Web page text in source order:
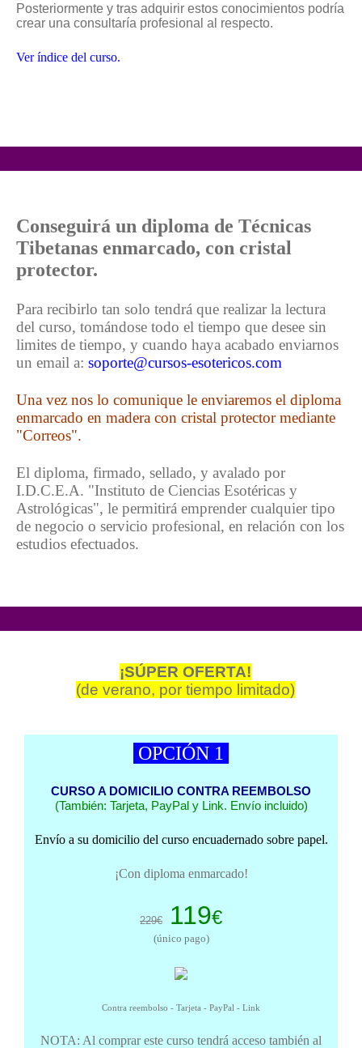
Posteriormente y tras adquirir estos conocimientos podría
crear una consultaría profesional al respecto.
Ver índice del curso.
Conseguirá un diploma de Técnicas
Tibetanas enmarcado, con cristal
protector.
Para recibirlo tan solo tendrá que realizar la lectura
del curso, tomándose todo el tiempo que desee sin
limites de tiempo, y cuando haya acabado enviarnos
un email a: soporte@cursos-esotericos.com
Una vez nos lo comunique le enviaremos el diploma
enmarcado en madera con cristal protector mediante
"Correos".
El diploma, firmado, sellado, y avalado por
I.D.C.E.A. "Instituto de Ciencias Esotéricas y
Astrológicas", le permitirá emprender cualquier tipo
de negocio o servicio profesional, en relación con los
estudios efectuados.
¡SÚPER OFERTA!
(de verano, por tiempo limitado)
OPCIÓN 1
CURSO A DOMICILIO CONTRA REEMBOLSO
(También: Tarjeta, PayPal y Link. Envío incluido)
Envío a su domicilio del curso encuadernado sobre papel.
¡Con diploma enmarcado!
229€ 119€
(único pago)
Contra reembolso - Tarjeta - PayPal - Link
NOTA: Al comprar este curso tendrá acceso también al